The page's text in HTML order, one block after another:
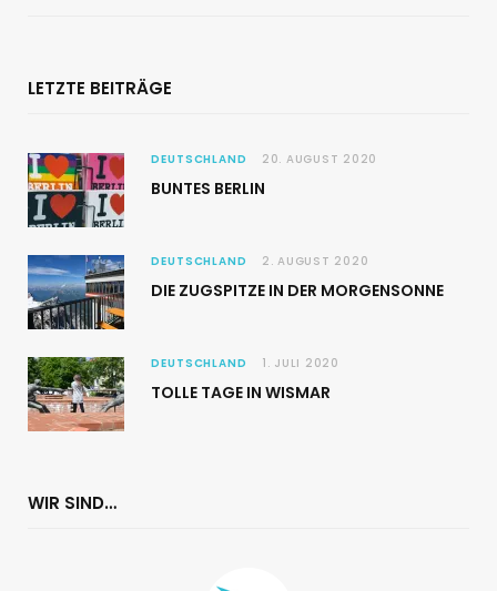
LETZTE BEITRÄGE
DEUTSCHLAND 20. AUGUST 2020
BUNTES BERLIN
DEUTSCHLAND 2. AUGUST 2020
DIE ZUGSPITZE IN DER MORGENSONNE
DEUTSCHLAND 1. JULI 2020
TOLLE TAGE IN WISMAR
WIR SIND…